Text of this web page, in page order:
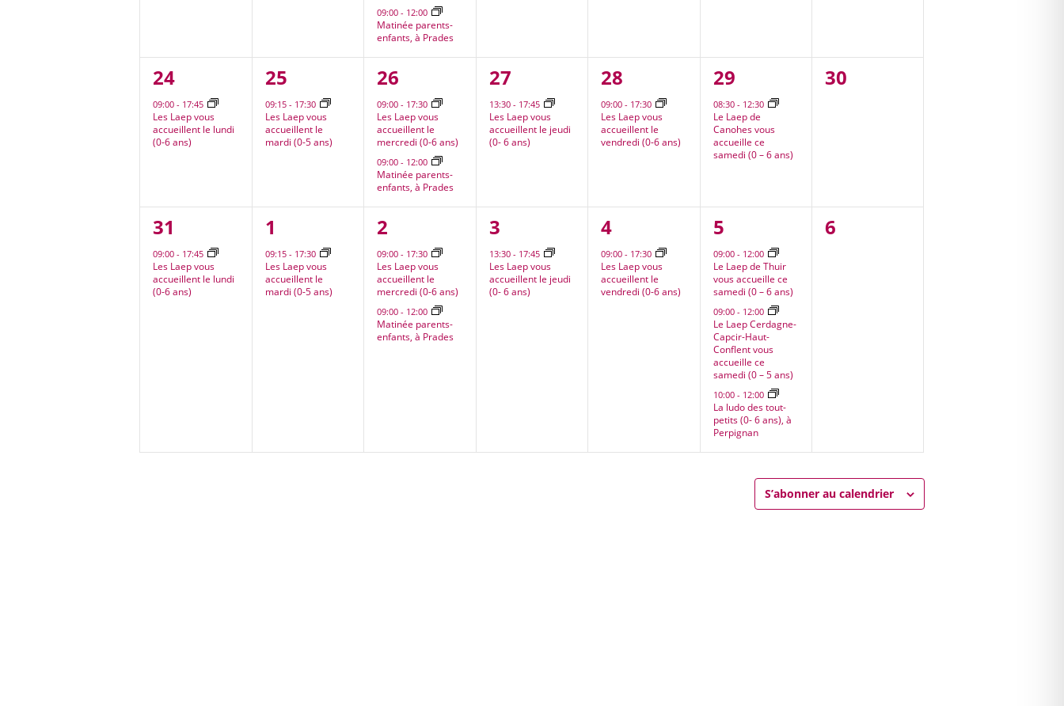
09:00- 12:00
Matinée parents-
enfants, à Prades
1
évènement,
24
09:00- 17:45
Les Laep vous
accueillent le lundi
(0-6 ans)
1
évènement,
25
09:15 - 17:30
Les Laep vous
accueillent le
mardi (0-5 ans)
2
évènements,
26
09:00- 17:30
Les Laep vous
accueillent le
mercredi (0-6 ans)
09:00- 12:00
Matinée parents-
enfants, à Prades
1
évènement,
27
13:30 - 17:45
Les Laep vous
accueillent le jeudi
(0- 6 ans)
1
évènement,
28
09:00- 17:30
Les Laep vous
accueillent le
vendredi (0-6 ans)
1
évènement,
29
08:30 - 12:30
Le Laep de
Canohes vous
accueille ce
samedi (0 – 6 ans)
0
30
1
évènement,
31
09:00- 17:45
Les Laep vous
accueillent le lundi
(0-6 ans)
1
évènement,
1
09:15 - 17:30
Les Laep vous
accueillent le
mardi (0-5 ans)
2
évènements,
2
09:00- 17:30
Les Laep vous
accueillent le
mercredi (0-6 ans)
09:00- 12:00
Matinée parents-
enfants, à Prades
1
évènement,
3
13:30 - 17:45
Les Laep vous
accueillent le jeudi
(0- 6 ans)
1
évènement,
4
09:00- 17:30
Les Laep vous
accueillent le
vendredi (0-6 ans)
3
évènements,
5
09:00 - 12:00
Le Laep de Thuir
vous accueille ce
samedi (0 – 6 ans)
09:00 - 12:00
Le Laep Cerdagne-
Capcir-Haut-
Conflent vous
accueille ce
samedi (0 – 5 ans)
10:00 - 12:00
La ludo des tout-
petits (0- 6 ans), à
Perpignan
0
6
S’abonner au calendrier